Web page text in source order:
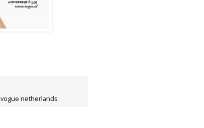
vogue netherlands